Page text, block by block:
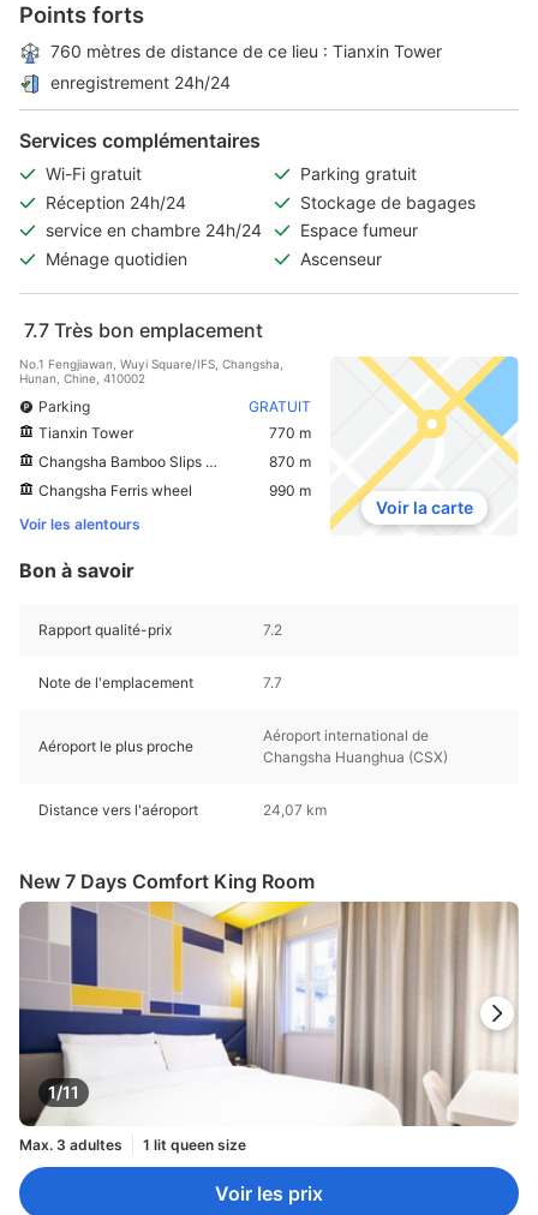
Points forts
760 mètres de distance de ce lieu : Tianxin Tower
enregistrement 24h/24
Services complémentaires
Wi-Fi gratuit
Parking gratuit
Réception 24h/24
Stockage de bagages
service en chambre 24h/24
Espace fumeur
Ménage quotidien
Ascenseur
7.7 Très bon emplacement
No.1 Fengjiawan, Wuyi Square/IFS, Changsha,
Hunan, Chine, 410002
Parking
GRATUIT
Tianxin Tower
770 m
Changsha Bamboo Slips Museum
870 m
Changsha Ferris wheel
990 m
Voir les alentours
Voir la carte
Bon à savoir
Rapport qualité-prix 7.2
Note de l'emplacement 7.7
Aéroport le plus proche
Aéroport international de
Changsha Huanghua (CSX)
Distance vers l'aéroport 24,07 km
New 7 Days Comfort King Room
1/11
Max. 3 adultes 1 lit queen size
Voir les prix